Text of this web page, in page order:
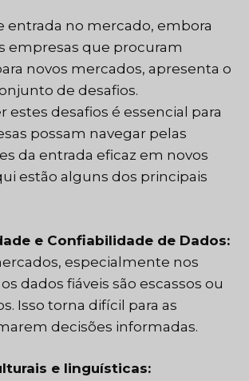
entrada no mercado, embora
empresas que procuram
novos mercados, apresenta o
de desafios.
estes desafios é essencial para
possam navegar pelas
da entrada eficaz em novos
estão alguns dos principais
e Confiabilidade de Dados:
especialmente nos
dados fiáveis são escassos ou
Isso torna difícil para as
decisões informadas.
e linguísticas: